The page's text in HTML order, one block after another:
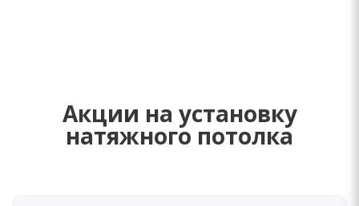
Акции на установку
натяжного потолка